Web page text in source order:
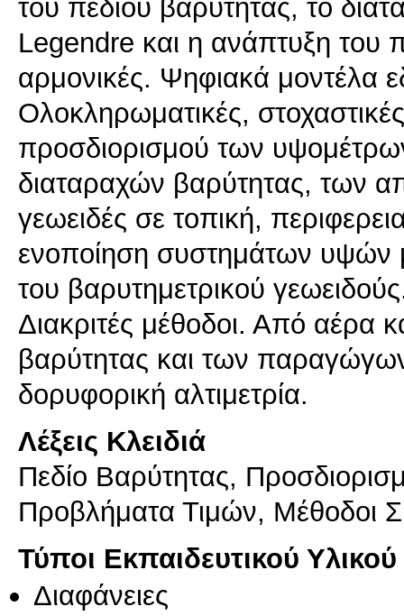
του πεδίου βαρύτητας, το
Legendre και η ανάπτυξη του
αρμονικές. Ψηφιακά μοντέλα
Ολοκληρωματικές,
προσδιορισμού των
διαταραχών βαρύτητας, των
γεωειδές σε τοπική,
ενοποίηση συστημάτων υψών
του βαρυτημετρικού
Διακριτές μέθοδοι. Από αέρα
βαρύτητας και των
δορυφορική αλτιμετρία.
Λέξεις Κλειδιά
Πεδίο Βαρύτητας,
Προβλήματα Τιμών, Μέθοδοι
Τύποι Εκπαιδευτικού Υλικού
Διαφάνειες